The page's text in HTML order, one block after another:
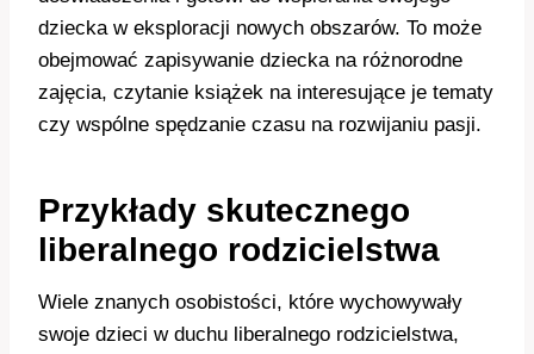
dziecka w eksploracji nowych obszarów. To może
obejmować zapisywanie dziecka na różnorodne
zajęcia, czytanie książek na interesujące je tematy
czy wspólne spędzanie czasu na rozwijaniu pasji.
Przykłady skutecznego
liberalnego rodzicielstwa
Wiele znanych osobistości, które wychowywały
swoje dzieci w duchu liberalnego rodzicielstwa,